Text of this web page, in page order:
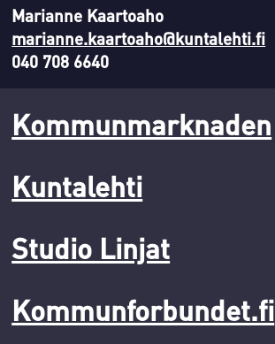
Marianne Kaartoaho
marianne.kaartoaho@kuntalehti.fi
040 708 6640
Kommunmarknaden
Kuntalehti
Studio Linjat
Kommunforbundet.fi